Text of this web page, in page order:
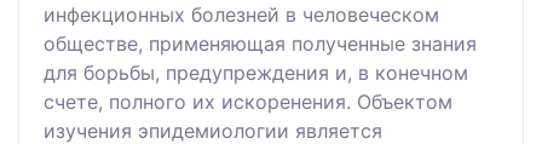
инфекционных болезней в человеческом
обществе, применяющая полученные знания
для борьбы, предупреждения и, в конечном
счете, полного их искоренения. Объектом
изучения эпидемиологии является